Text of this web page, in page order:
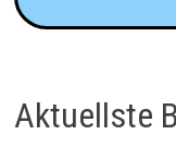
Aktuellste